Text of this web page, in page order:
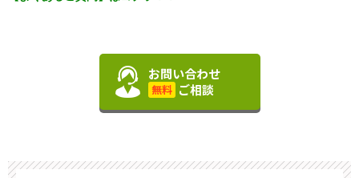
お問い合わせ
無料 ご相談